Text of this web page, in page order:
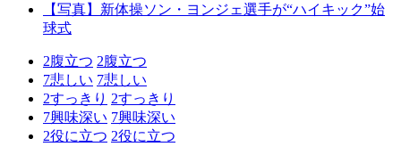
【写真】新体操ソン・ヨンジェ選手が“ハイキック”始
球式
2腹立つ 2腹立つ
7悲しい 7悲しい
2すっきり 2すっきり
7興味深い 7興味深い
2役に立つ 2役に立つ